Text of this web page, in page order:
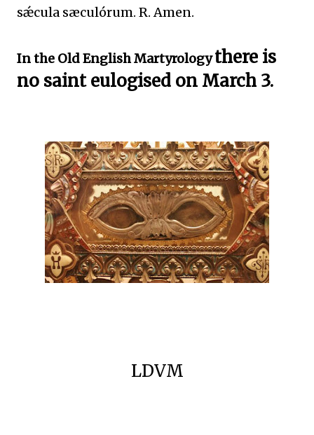
sǽcula sæculórum. R. Amen.
In the Old English Martyrologythere is
no saint eulogised on March 3.
LDVM